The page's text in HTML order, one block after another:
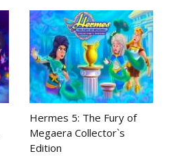
Hermes 5: The Fury of
Megaera Collector`s
Edition